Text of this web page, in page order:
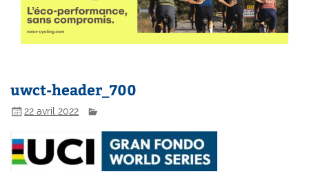
uwct-header_700
22 avril 2022